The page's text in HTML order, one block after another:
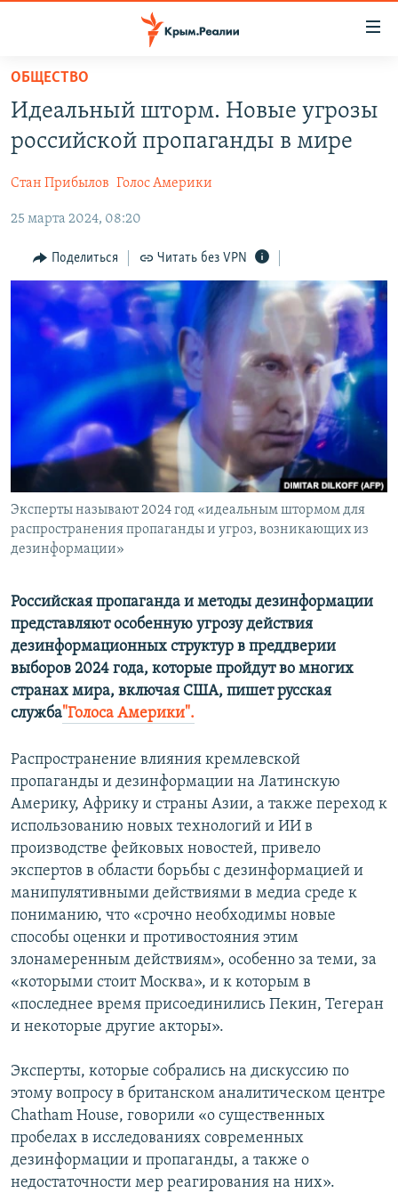
Вернуться
основному
содержанию
Вернутся
навигации
Вернутся
поиску
СПЕЦПРОЕКТЫ
КАРТА ВОЕННЫХ ОБЪЕКТОВ КРЫМА
11 ЛЕТ ОККУПАЦИИ КРЫМА. 11 ИСТОРИЙ СОПРОТИВЛЕНИЯ
ВОДА
ИСТОРИЯ
ЕЩЕ
ИНТЕРАКТИВ
ИНФОГРАФИКА
ТЕЛЕПРОЕКТ КРЫМ.РЕАЛИИ
СОВЕТЫ ПРАВОЗАЩИТНИКОВ
ПРОПАВШИЕ БЕЗ ВЕСТИ
ПОБЕДИТЕЛЕЙ НЕ СУДЯТ?
КРЫМ.НЕПОКОРЕННЫЙ
УКРАИНСКАЯ ПРОБЛЕМА КРЫМА
РАДІО СВОБОДА
КАК ОБОЙТИ БЛОКИРОВКУ
Українською
ПРИСОЕДИНЯЙТЕСЬ!
Все сайты RFE/RL
ОБЩЕСТВО
Идеальный шторм. Новые угрозы
российской пропаганды в мире
Стан Прибылов Голос Америки
25 марта 2024, 08:20
Поделиться Читать без VPN
Эксперты называют 2024 год «идеальным штормом для
распространения пропаганды и угроз, возникающих из
дезинформации»
Российская пропаганда и методы дезинформации
представляют особенную угрозу действия
дезинформационных структур в преддверии
выборов 2024 года, которые пройдут во многих
странах мира, включая США, пишет русская
служба"Голоса Америки".
Распространение влияния кремлевской
пропаганды и дезинформации на Латинскую
Америку, Африку и страны Азии, а также переход к
использованию новых технологий и ИИ в
производстве фейковых новостей, привело
экспертов в области борьбы с дезинформацией и
манипулятивными действиями в медиа среде к
пониманию, что «срочно необходимы новые
способы оценки и противостояния этим
злонамеренным действиям», особенно за теми, за
«которыми стоит Москва», и к которым в
«последнее время присоединились Пекин, Тегеран
и некоторые другие акторы».
Эксперты, которые собрались на дискуссию по
этому вопросу в британском аналитическом центре
Chatham House, говорили «о существенных
пробелах в исследованиях современных
дезинформации и пропаганды, а также о
недостаточности мер реагирования на них».